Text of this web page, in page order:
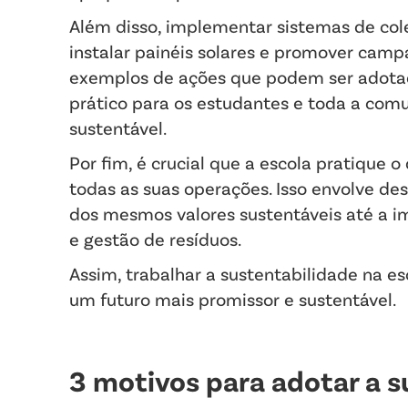
Além disso, implementar sistemas de
instalar painéis solares e promover
exemplos de ações que podem ser
prático para os estudantes e toda a
sustentável.
Por fim, é crucial que a escola pratique
todas as suas operações. Isso envolve
dos mesmos valores sustentáveis até a
e gestão de resíduos.
Assim, trabalhar a sustentabilidade na
um futuro mais promissor e sustentável.
3 motivos para adotar a